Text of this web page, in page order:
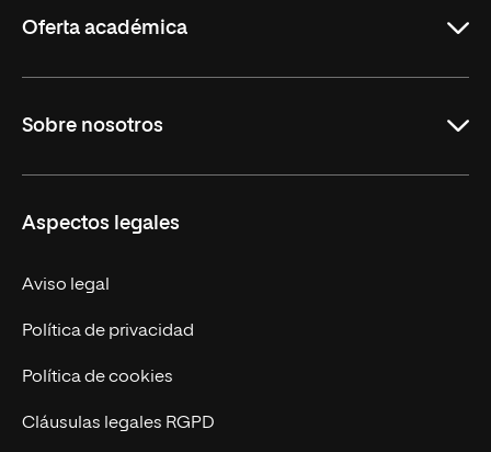
Oferta académica
Formación Continua
Sobre nosotros
Trabaja en UNIR
Actualidad
Contáctanos
Aspectos legales
Aviso legal
Política de privacidad
Política de cookies
Cláusulas legales RGPD